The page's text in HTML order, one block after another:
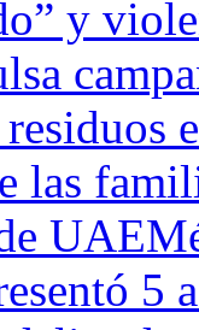
y
las
5